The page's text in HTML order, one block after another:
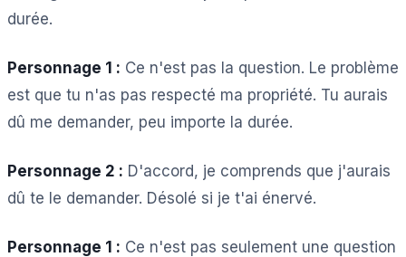
durée.
Personnage 1 : Ce n'est pas la question. Le problème
est que tu n'as pas respecté ma propriété. Tu aurais
dû me demander, peu importe la durée.
Personnage 2 : D'accord, je comprends que j'aurais
dû te le demander. Désolé si je t'ai énervé.
Personnage 1 : Ce n'est pas seulement une question